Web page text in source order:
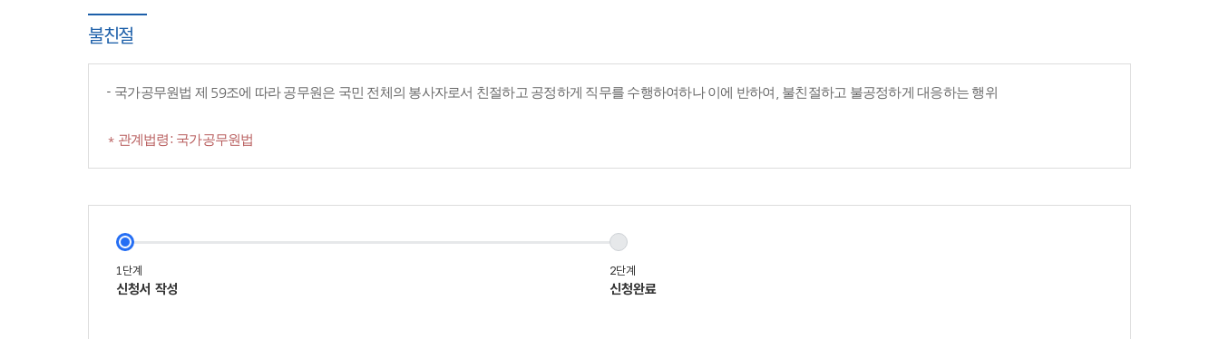
불친절
국가공무원법 제 59조에 따라 공무원은 국민 전체의 봉사자로서 친절하고 공정하게 직무를 수행하여하나 이에 반하여, 불친절하고 불공정하게 대응하는 행위
* 관계법령: 국가공무원법